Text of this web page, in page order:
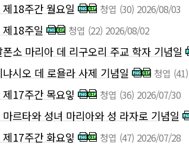
제18주간 월요일 청엽 (30) 2026/08/03
제18주일 청엽 (22) 2026/08/02
폰소 마리아 데 리구오리 주교 학자 기념일
냐시오 데 로욜라 사제 기념일 청엽 (41)
제17주간 목요잏 청엽 (36) 2026/07/30
마르타와 성녀 마리아와 성 라자로 기념일
제17주간 화요잏 청엽 (47) 2026/07/28